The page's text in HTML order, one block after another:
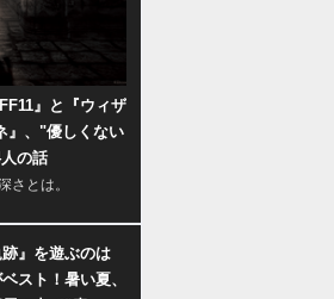
』と『ウィザ
』、"優しくない
の話
さとは。
跡』を遊ぶのは
ベスト！暑い夏、